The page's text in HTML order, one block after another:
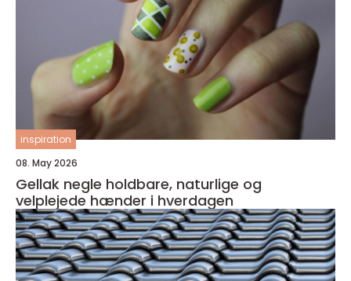
inspiration
08. May 2026
Gellak negle holdbare, naturlige og
velplejede hænder i hverdagen